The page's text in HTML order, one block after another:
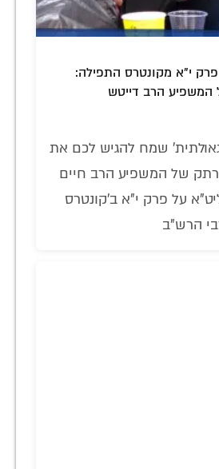
י"א מקונטרס התפילה:
המשפיע הרב דייטש
גאולתית' שמח להגיש לכם את
של המשפיע הרב חיים
על פרק י"א ב'קונטרס
הרש"ב